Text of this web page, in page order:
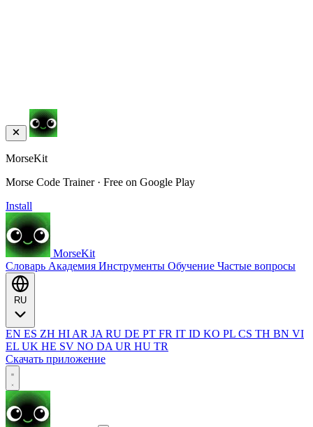
MorseKit
Morse Code Trainer · Free on Google Play
Install
MorseKit
Словарь Академия Инструменты Обучение Частые вопросы
EN ES ZH HI AR JA RU DE PT FR IT ID KO PL CS TH BN VI
EL UK HE SV NO DA UR HU TR
Скачать приложение